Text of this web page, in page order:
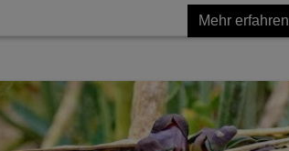
Mehr erfahren